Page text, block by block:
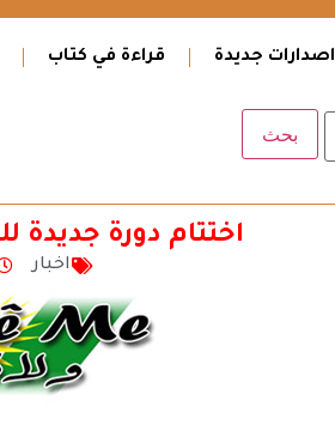
اصدارات جديدة قراءة في كتاب
اختتام دورة جديدة
اخبار